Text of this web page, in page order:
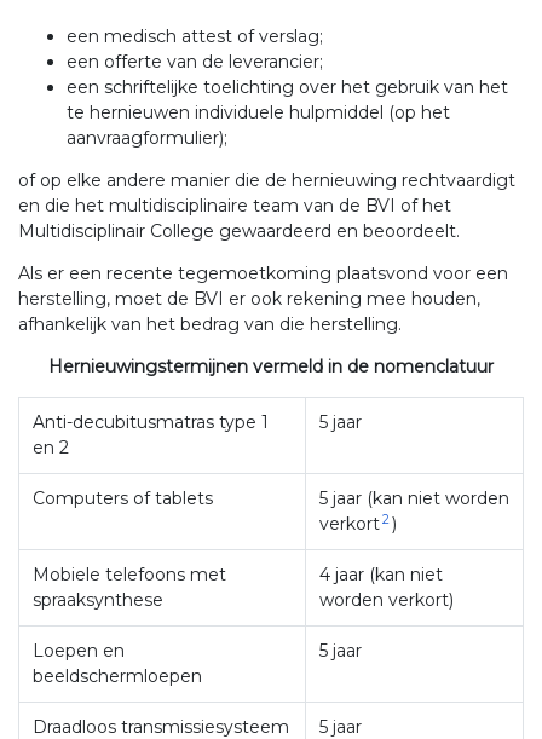
een medisch attest of verslag;
een offerte van de leverancier;
een schriftelijke toelichting over het gebruik van het
te hernieuwen individuele hulpmiddel (op het
aanvraagformulier);
of op elke andere manier die de hernieuwing rechtvaardigt
en die het multidisciplinaire team van de BVI of het
Multidisciplinair College gewaardeerd en beoordeelt.
Als er een recente tegemoetkoming plaatsvond voor een
herstelling, moet de BVI er ook rekening mee houden,
afhankelijk van het bedrag van die herstelling.
Hernieuwingstermijnen vermeld in de nomenclatuur​
Anti-decubitusmatras type 1
en 2
5 jaar
Computers of tablets
5 jaar (kan niet worden
verkort2)
Mobiele telefoons met
spraaksynthese
4 jaar (kan niet
worden verkort)
Loepen en
beeldschermloepen
5 jaar
Draadloos transmissiesysteem 5 jaar